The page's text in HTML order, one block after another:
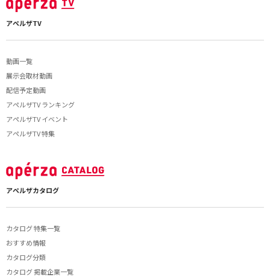
アペルザTV
動画一覧
展示会取材動画
配信予定動画
アペルザTV ランキング
アペルザTV イベント
アペルザTV 特集
アペルザカタログ
カタログ 特集一覧
おすすめ情報
カタログ分類
カタログ 掲載企業一覧